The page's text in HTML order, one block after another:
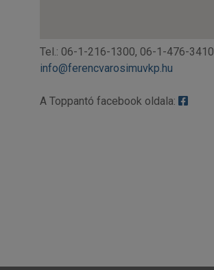
Tel.: 06-1-216-1300, 06-1-476-3410
info@ferencvarosimuvkp.hu
A Toppantó facebook oldala: